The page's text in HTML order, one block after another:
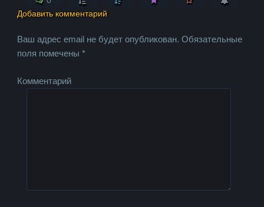
Добавить комментарий
Ваш адрес email не будет опубликован. Обязательные
поля помечены*
Комментарий